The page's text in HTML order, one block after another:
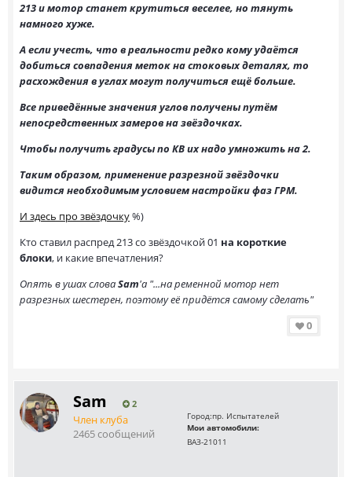
213 и мотор станет крутиться веселее, но тянуть
намного хуже.
А если учесть, что в реальности редко кому удаётся
добиться совпадения меток на стоковых деталях, то
расхождения в углах могут получиться ещё больше.
Все приведённые значения углов получены путём
непосредственных замеров на звёздочках.
Чтобы получить градусы по КВ их надо умножить на 2.
Таким образом, применение разрезной звёздочки
видится необходимым условием настройки фаз ГРМ.
И здесь про звёздочку%)
Кто ставил распред 213 со звёздочкой 01 на короткие
блоки, и какие впечатления?
Опять в ушах словаSam'а "...на ременной мотор нет
разрезных шестерен, поэтому её придётся самому сделать"
0
Sam 2
Член клуба
2465 сообщений
Город:пр. Испытателей
Мои автомобили:
ВАЗ-21011